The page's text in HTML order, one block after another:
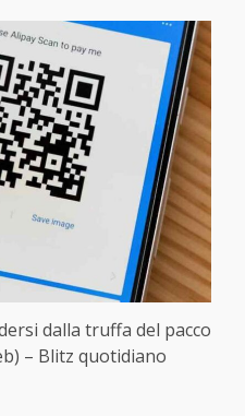
dalla truffa del pacco
– Blitz quotidiano